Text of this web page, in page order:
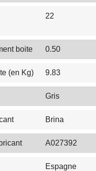
22
boite 0.50
(en Kg) 9.83
Gris
Brina
A027392
Espagne